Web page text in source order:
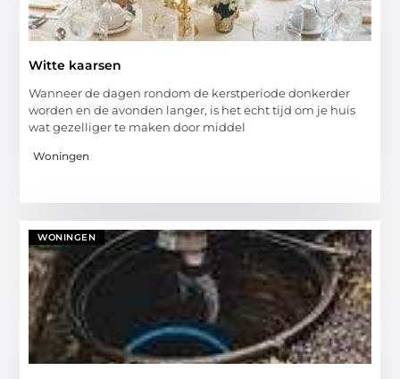
Witte kaarsen
Wanneer de dagen rondom de kerstperiode donkerder
worden en de avonden langer, is het echt tijd om je huis
wat gezelliger te maken door middel
Woningen
WONINGEN